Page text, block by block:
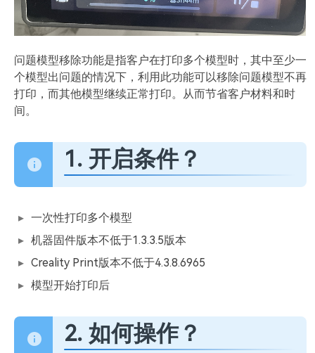
问题模型移除功能是指客户在打印多个模型时，其中至少一
个模型出问题的情况下，利用此功能可以移除问题模型不再
打印，而其他模型继续正常打印。从而节省客户材料和时
间。
1. 开启条件？
一次性打印多个模型
机器固件版本不低于1.3.3.5版本
Creality Print版本不低于4.3.8.6965
模型开始打印后
2. 如何操作？